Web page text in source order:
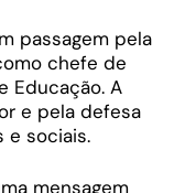
passagem pela
chefe de
Educação. A
e pela defesa
e sociais.
mensagem